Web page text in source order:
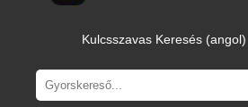
Kulcsszavas Keresés (angol)